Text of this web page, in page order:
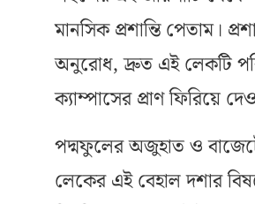
মানসিক প্রশান্তি পেতাম।
অনুরোধ, দ্রুত এই লেকটি
ক্যাম্পাসের প্রাণ ফিরিয়ে
পদ্মফুলের অজুহাত ও
লেকের এই বেহাল দশার